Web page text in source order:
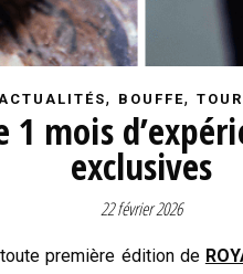
ACTUALITÉS, BOUFFE,
1 mois
exclusives
22 février 2026
première édition de